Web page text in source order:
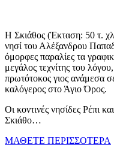
Η Σκιάθος (Έκταση: 50 τ.
νησί του Αλέξανδρου
όμορφες παραλίες τα
μεγάλος τεχνίτης του
πρωτότοκος γιος ανάμεσα
καλόγερος στο Άγιο Όρος.
Οι κοντινές νησίδες Ρέπι
Σκιάθο…
ΜΑΘΕΤΕ ΠΕΡΙΣΣΟΤΕΡΑ